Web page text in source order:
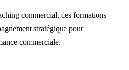
commercial, des formations
stratégique pour
commerciale.